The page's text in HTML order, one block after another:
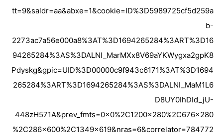
tt=9&saldr=aa&abxe=1&cookie=ID%3D5989725cf5d259a
b-
2273ac7a56e000a8%3AT%3D1694265284%3ART%3D16
94265284%3AS%3DALNI_MarMXx8V69aYKWygxa2gpK8
Pdyskg&gpic=UID%3D00000c9f943c6171%3AT%3D1694
265284%3ART%3D1694265284%3AS%3DALNI_MaM1L6
D8UY0IhDId_jU-
448zH571A&prev_fmts=0x0%2C1200x280%2C676x280
%2C286x600%2C1349x619&nras=6&correlator=784772